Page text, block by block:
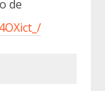
de